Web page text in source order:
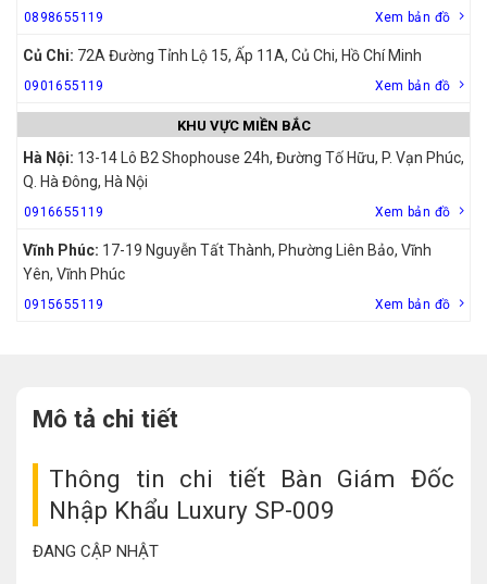
0898655119 Xem bản đồ
Củ Chi: 72A Đường Tỉnh Lộ 15, Ấp 11A, Củ Chi, Hồ Chí Minh
0901655119 Xem bản đồ
KHU VỰC MIỀN BẮC
Hà Nội: 13-14 Lô B2 Shophouse 24h, Đường Tố Hữu, P. Vạn Phúc,
Q. Hà Đông, Hà Nội
0916655119 Xem bản đồ
Vĩnh Phúc: 17-19 Nguyễn Tất Thành, Phường Liên Bảo, Vĩnh
Yên, Vĩnh Phúc
0915655119 Xem bản đồ
Mô tả chi tiết
Thông tin chi tiết Bàn Giám Đốc
Nhập Khẩu Luxury SP-009
ĐANG CẬP NHẬT